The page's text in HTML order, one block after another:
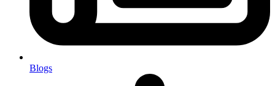
Blogs